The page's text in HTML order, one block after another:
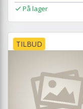
På lager
TILBUD